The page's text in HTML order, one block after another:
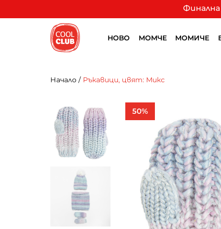
Финална
НОВО МОМЧЕ МОМИЧЕ
Начало / Ръкавици, цвят: Микс
50%